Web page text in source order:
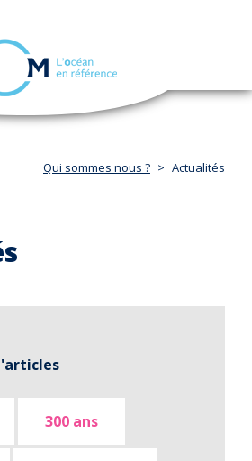
navigation
Qui sommes nous ? Actualités
300 ans